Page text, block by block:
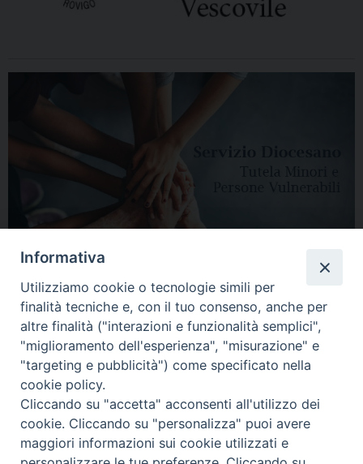
HOME DIOCESI VESCOVO CURIA VESCOVILE NEWS
APPUNTAMENTI CONTATTI SERVIZIO ANTENATI
Copyright © 2018 - 2021Diocesi di Adria Rovigo.All Rights Reserved.
Informativa
Utilizziamo cookie o tecnologie simili per
finalità tecniche e, con il tuo consenso, anche per
altre finalità ("interazioni e funzionalità semplici",
"miglioramento dell'esperienza", "misurazione" e
"targeting e pubblicità") come specificato nella
cookie policy.
Cliccando su "accetta" acconsenti all'utilizzo dei
cookie. Cliccando su "personalizza" puoi avere
maggiori informazioni sui cookie utilizzati e